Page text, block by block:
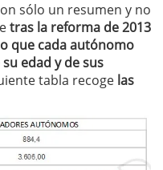
sólo un resumen y no
tras la reforma de 2013
que cada autónomo
edad y de sus
tabla recoge las